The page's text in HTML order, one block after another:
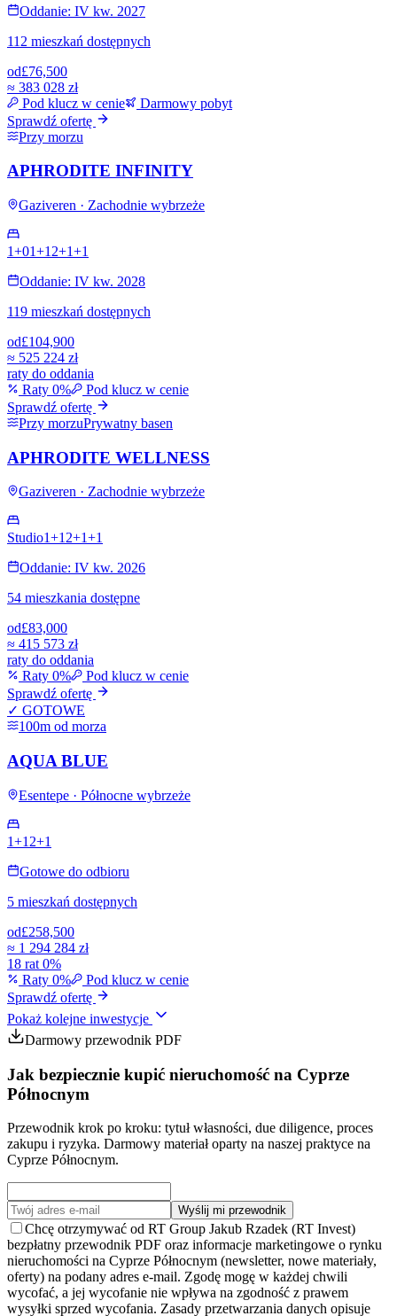
Oddanie: IV kw. 2027
112 mieszkań dostępnych
od£76,500
≈ 383 028 zł
Pod klucz w cenie
Darmowy pobyt
Sprawdź ofertę
Przy morzu
APHRODITE INFINITY
Gaziveren · Zachodnie wybrzeże
1+01+1 2+1+1
Oddanie: IV kw. 2028
119 mieszkań dostępnych
od£104,900
≈ 525 224 zł
raty do oddania
Raty 0%
Pod klucz w cenie
Sprawdź ofertę
Przy morzuPrywatny basen
APHRODITE WELLNESS
Gaziveren · Zachodnie wybrzeże
Studio1+12+1+1
Oddanie: IV kw. 2026
54 mieszkania dostępne
od£83,000
≈ 415 573 zł
raty do oddania
Raty 0%
Pod klucz w cenie
Sprawdź ofertę
✓ GOTOWE
100m od morza
AQUA BLUE
Esentepe · Północne wybrzeże
1+1 2+1
Gotowe do odbioru
5 mieszkań dostępnych
od£258,500
≈ 1 294 284 zł
18 rat 0%
Raty 0%
Pod klucz w cenie
Sprawdź ofertę
Pokaż kolejne inwestycje
Darmowy przewodnik PDF
Jak bezpiecznie kupić nieruchomość na Cyprze
Północnym
Przewodnik krok po kroku: tytuł własności, due diligence, proces
zakupu i ryzyka. Darmowy materiał oparty na naszej praktyce na
Cyprze Północnym.
Wyślij mi przewodnik
Chcę otrzymywać od RT Group Jakub Rzadek (RT Invest)
bezpłatny przewodnik PDF oraz informacje marketingowe o rynku
nieruchomości na Cyprze Północnym (newsletter, nowe materiały,
oferty) na podany adres e-mail. Zgodę mogę w każdej chwili
wycofać, a jej wycofanie nie wpływa na zgodność z prawem
wysyłki sprzed wycofania. Zasady przetwarzania danych opisuje